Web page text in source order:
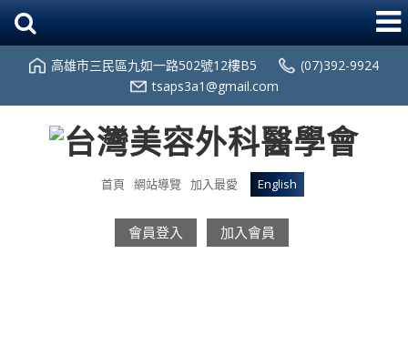
高雄市三民區九如一路502號12樓B5
(07)392-9924
tsaps3a1@gmail.com
首頁 網站導覽 加入最愛 English
會員登入 加入會員